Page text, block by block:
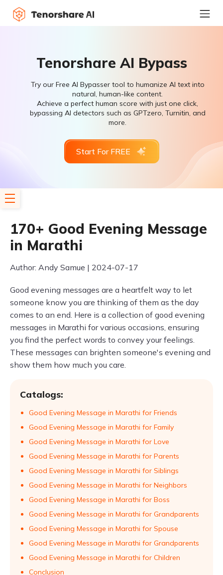
Tenorshare AI Bypass
Try our Free AI Bypasser tool to humanize AI text into
natural, human-like content.
Achieve a perfect human score with just one click,
bypassing AI detectors such as GPTzero, Turnitin, and
more.
Start For FREE
170+ Good Evening Message
in Marathi
Author: Andy Samue | 2024-07-17
Good evening messages are a heartfelt way to let
someone know you are thinking of them as the day
comes to an end. Here is a collection of good evening
messages in Marathi for various occasions, ensuring
you find the perfect words to convey your feelings.
These messages can brighten someone's evening and
show them how much you care.
Catalogs:
Good Evening Message in Marathi for Friends
Good Evening Message in Marathi for Family
Good Evening Message in Marathi for Love
Good Evening Message in Marathi for Parents
Good Evening Message in Marathi for Siblings
Good Evening Message in Marathi for Neighbors
Good Evening Message in Marathi for Boss
Good Evening Message in Marathi for Grandparents
Good Evening Message in Marathi for Spouse
Good Evening Message in Marathi for Grandparents
Good Evening Message in Marathi for Children
Conclusion